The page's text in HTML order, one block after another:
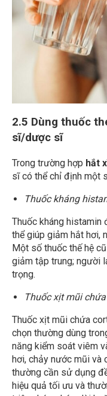
2.5 Dùng thuốc
sĩ/dược sĩ
Trong trường hợp hắt
sĩ có thể chỉ định một
Thuốc kháng
Thuốc kháng histamin
thể giúp giảm hắt hơi,
Một số thuốc thế hệ
giảm tập trung; người
trọng.
Thuốc xịt mũi
Thuốc xịt mũi chứa
chọn thường dùng
năng kiểm soát viêm
hơi, chảy nước mũi và
thường cần sử dụng
hiệu quả tối ưu và